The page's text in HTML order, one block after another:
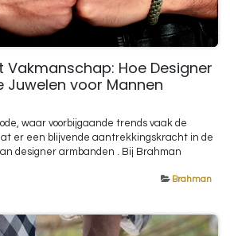
Vakmanschap: Hoe Designer
Juwelen voor Mannen
waar voorbijgaande trends vaak de
er een blijvende aantrekkingskracht in de
designer armbanden . Bij Brahman
Brahman